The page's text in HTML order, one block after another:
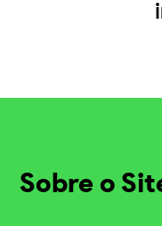
Sobre o